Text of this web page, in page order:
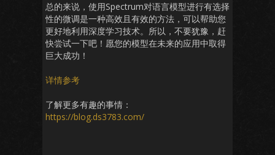
总的来说，使用Spectrum对语言模型进行有选择
性的微调是一种高效且有效的方法，可以帮助您
更好地利用深度学习技术。所以，不要犹豫，赶
快尝试一下吧！愿您的模型在未来的应用中取得
巨大成功！
详情参考
了解更多有趣的事情：
https://blog.ds3783.com/